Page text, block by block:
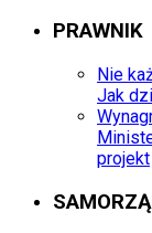
PRAWNIK
Nie
Jak
projekt